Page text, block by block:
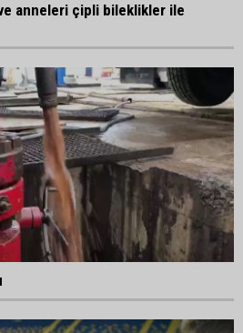
anneleri çipli bileklikler ile